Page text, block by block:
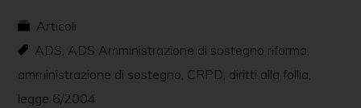
e
b
o
e
n
g
A
p
er
dI
n
vi
di
Articoli
ADS, ADS Amministrazione di sostegno riforma,
amministrazione di sostegno, CRPD, diritti alla follia,
legge 6/2004